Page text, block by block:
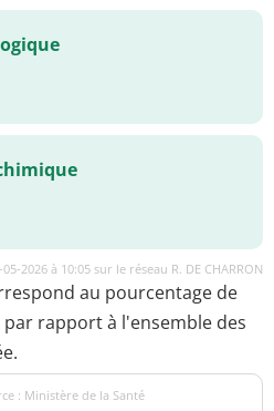
2026 à 10:05 sur le réseau R. DE CHARRON
au pourcentage de
rapport à l'ensemble des
: Ministère de la Santé